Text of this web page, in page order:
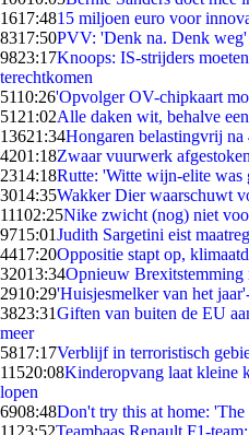
1617:4815 miljoen euro voor
8317:50PVV: 'Denk na. Denk weg'
9823:17Knoops: IS-strijders
terechtkomen
5110:26'Opvolger OV-chipkaart
51 21:02Alle daken wit, behalve
13621:34Hongaren belastingvrij na
4201:18Zwaar vuurwerk
2314:18Rutte: 'Witte wijn-elite was
3014:35Wakker Dier waarschuwt
11102:25Nike zwicht (nog) niet
9715:01Judith Sargetini eist
4417:20Oppositie stapt op,
32013:34Opnieuw Brexitstemming
2910:29'Huisjesmelker van het
3823:31Giften van buiten de EU
meer
5817:17Verblijf in terroristisch
11520:08Kinderopvang laat kleine
lopen
6908:48Don't try this at home:
11 23:52Teambaas Renault F1-